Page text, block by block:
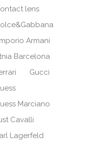
lens
Armani
Barcelona
Gucci
Marciano
Cavalli
Lagerfeld